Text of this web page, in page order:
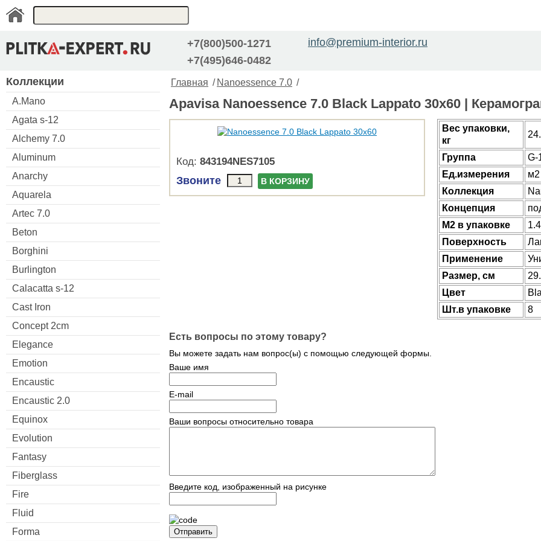
+7(800)500-1271
+7(495)646-0482
info@premium-interior.ru
Коллекции
A.Mano
Agata s-12
Alchemy 7.0
Aluminum
Anarchy
Aquarela
Artec 7.0
Beton
Borghini
Burlington
Calacatta s-12
Cast Iron
Concept 2cm
Elegance
Emotion
Encaustic
Encaustic 2.0
Equinox
Evolution
Fantasy
Fiberglass
Fire
Fluid
Forma
Главная / Nanoessence 7.0 /
Apavisa Nanoessence 7.0 Black Lappato 30x60 |
Код: 843194NES7105
Звоните В КОРЗИНУ
Веc упаковки,
кг
Группа
G-
Ед.измерения
м2
Коллекция
Концепция
М2 в упаковке
Поверхность
Применение
Размер, см
Цвет
Шт.в упаковке
8
Есть вопросы по этому товару?
Вы можете задать нам вопрос(ы) с помощью следующей формы.
Ваше имя
E-mail
Ваши вопросы относительно товара
Введите код, изображенный на рисунке
Отправить